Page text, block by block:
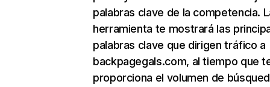
palabras clave de la competencia.
herramienta te mostrará las
palabras clave que dirigen tráfico a
backpagegals.com, al tiempo que
proporciona el volumen de